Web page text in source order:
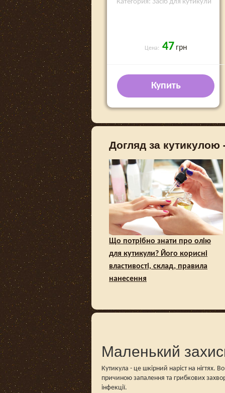
Цена: 47 грн
Купить
Догляд за кутикулою
Що потрібно знати про олію
для кутикули? Його корисні
властивості, склад, правила
нанесення
Маленький
Кутикула - це шкірний наріст на нігтях.
причиною запалення та грибкових
інфекції.